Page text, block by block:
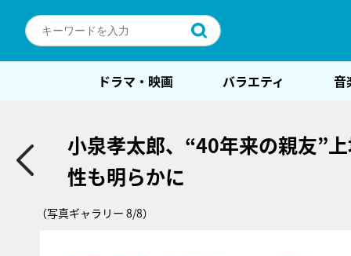
ドラマ・映画 バラエティ 音
小泉孝太郎、“40年来の親友”
性も明らかに
（写真ギャラリー 8/8）